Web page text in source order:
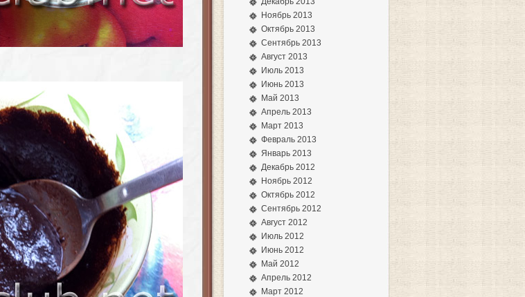
Ноябрь 2013
Октябрь 2013
Сентябрь 2013
Август 2013
Июль 2013
Июнь 2013
Май 2013
Апрель 2013
Март 2013
Февраль 2013
Январь 2013
Декабрь 2012
Ноябрь 2012
Октябрь 2012
Сентябрь 2012
Август 2012
Июль 2012
Июнь 2012
Май 2012
Апрель 2012
Март 2012